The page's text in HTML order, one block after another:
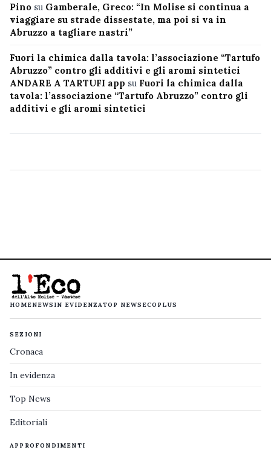
Pino su Gamberale, Greco: “In Molise si continua a
viaggiare su strade dissestate, ma poi si va in
Abruzzo a tagliare nastri”
Fuori la chimica dalla tavola: l’associazione “Tartufo
Abruzzo” contro gli additivi e gli aromi sintetici
ANDARE A TARTUFI app su Fuori la chimica dalla
tavola: l’associazione “Tartufo Abruzzo” contro gli
additivi e gli aromi sintetici
HOMENEWS IN EVIDENZATOP NEWS ECOPLUS
SEZIONI
Cronaca
In evidenza
Top News
Editoriali
APPROFONDIMENTI